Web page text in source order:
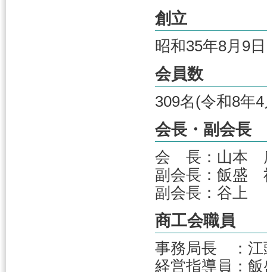
創立
昭和35年8月9日
会員数
309名(令和8年
会長・副会長
会 長：山本
副会長：飯盛
副会長：谷
商工会職員
事務局長 ：
経営指導員：